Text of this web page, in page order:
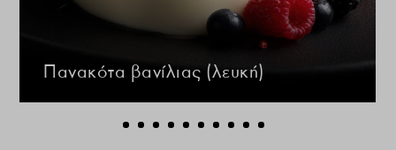
Πανακότα βανίλιας (λευκή)